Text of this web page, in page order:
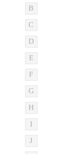
B
C
D
E
F
G
H
I
J